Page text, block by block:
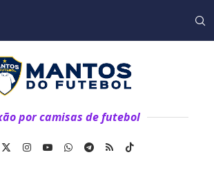
por camisas de futebol